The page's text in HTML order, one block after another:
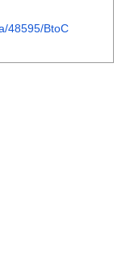
48595/BtoC